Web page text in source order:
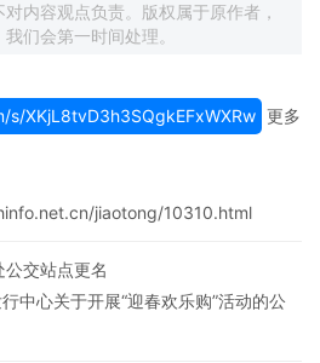
内容观点负责。版权属于原作者，
们会第一时间处理。
XKjL8tvD3h3SQgkEFxWXRw 更多
jiaotong/10310.html
交站点更名
中心关于开展“迎春欢乐购”活动的公